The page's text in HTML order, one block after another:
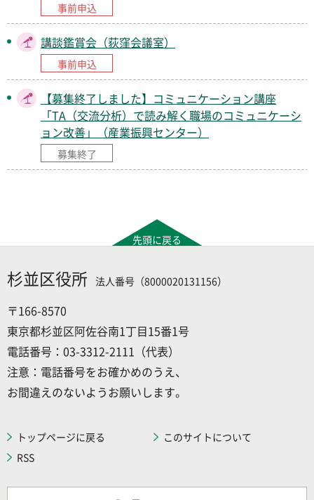
事前申込
講談鑑賞会（荻窪会議室）
事前申込
【募集終了しました】コミュニケーション講座
「TA（交流分析）で読み解く職場のコミュニケーシ
ョン改善」（産業振興センター）
募集終了
先頭に戻る
杉並区役所 法人番号（8000020131156）
〒166-8570
東京都杉並区阿佐谷南1丁目15番1号
電話番号：03-3312-2111（代表）
注意：電話番号をお確かめのうえ、
お間違えのないようお願いします。
トップページに戻る
このサイトについて
RSS